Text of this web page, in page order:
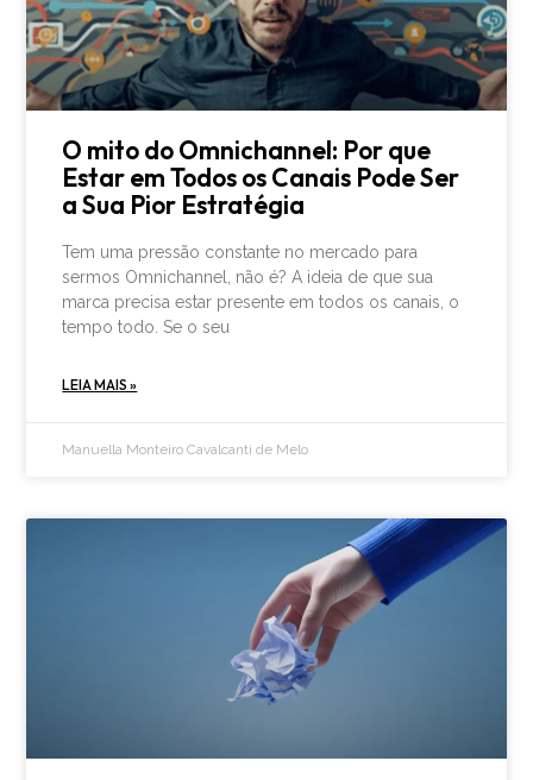
O mito do Omnichannel: Por que
Estar em Todos os Canais Pode Ser
a Sua Pior Estratégia
Tem uma pressão constante no mercado para
sermos Omnichannel, não é? A ideia de que sua
marca precisa estar presente em todos os canais, o
tempo todo. Se o seu
LEIA MAIS »
Manuella Monteiro Cavalcanti de Melo